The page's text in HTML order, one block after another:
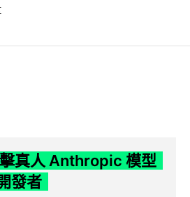
真人 Anthropic 模型
發者